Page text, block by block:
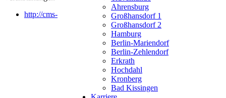
Ahrensburg
Großhansdorf 1
Großhansdorf 2
Hamburg
Berlin-Mariendorf
Berlin-Zehlendorf
Erkrath
Hochdahl
Kronberg
Bad Kissingen
http://cms-